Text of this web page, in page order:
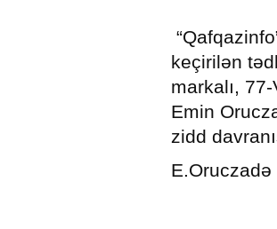
keçirilən
markalı,
Emin
zidd